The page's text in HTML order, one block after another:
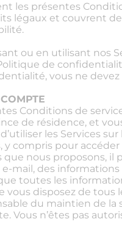
les présentes
légaux et couvrent
ou en utilisant nos
de
vous ne devez
Conditions de
de résidence, et
les Services
y compris pour
que nous proposons,
mail, des
toutes les
disposez de tous
du maintien de
Vous n’êtes pas